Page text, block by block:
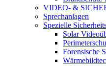
VIDEO- &
Sprechanlagen
Spezielle
Solar
Forensische